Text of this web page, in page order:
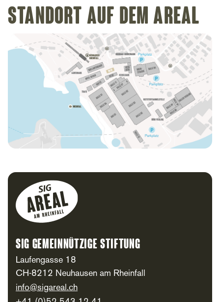
Standort auf dem Areal
SIG Gemeinnützige Stiftung
Laufengasse 18
CH-8212 Neuhausen am Rheinfall
info@sigareal.ch